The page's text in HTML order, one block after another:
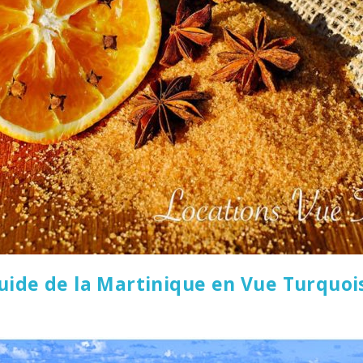
de la Martinique en Vue